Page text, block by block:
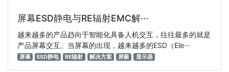
屏幕ESD静电与RE辐射EMC解···
越来越多的产品趋向于智能化具备人机交互，往往最多的就是
产品屏幕交互。当屏幕的出现，越来越多的ESD（Ele···
屏幕 ESD静电 RE辐射 解决方案 屏蔽 显示器